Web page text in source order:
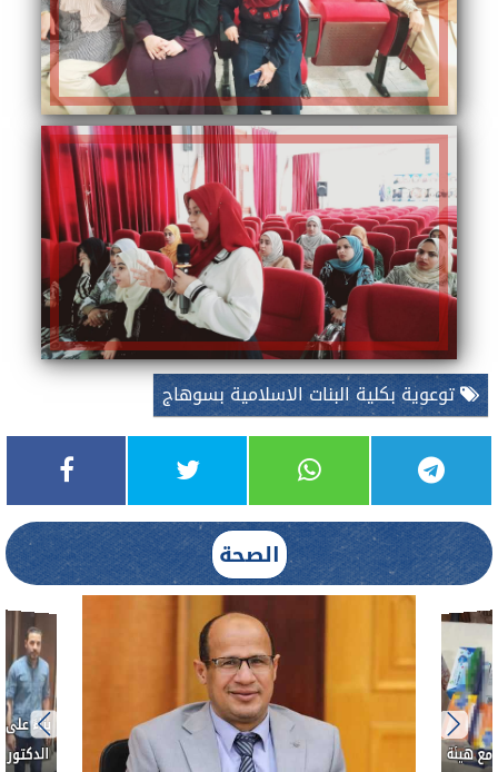
توعوية بكلية البنات الاسلامية بسوهاج
الصحة
الحر بمنفلوط بالتعاون مع هيئة